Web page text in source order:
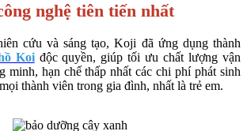
nghệ tiên tiến nhất
cứu và sáng tạo, Koji đã ứng dụng thành
Koiđộc quyền, giúp tối ưu chất lượng vận
minh, hạn chế thấp nhất các chi phí phát sinh
thành viên trong gia đình, nhất là trẻ em.